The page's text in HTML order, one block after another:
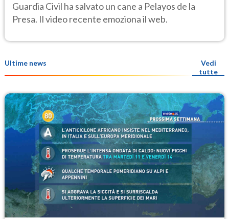
Guardia Civil ha salvato un cane a Pelayos de la
Presa. Il video recente emoziona il web.
Ultime news
Vedi
tutte